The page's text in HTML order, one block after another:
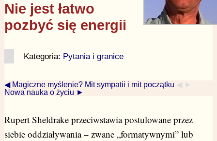
Nie jest łatwo
pozbyć się energii
Kategoria: Pytania i granice
◀ Magiczne myślenie? Mit sympatii i mit początku ◀ ►
Nowa nauka o życiu ►
Rupert Sheldrake przeciwstawia postulowane przez
siebie oddziaływania – zwane „formatywnymi” lub